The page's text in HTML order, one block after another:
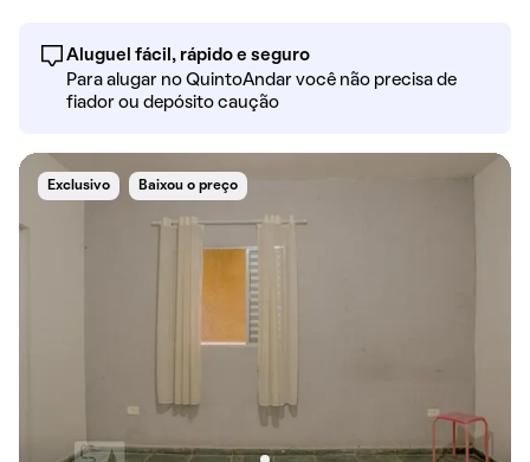
Aluguel fácil, rápido e seguro
Para alugar no QuintoAndar você não precisa de
fiador ou depósito caução
Exclusivo Baixou o preço